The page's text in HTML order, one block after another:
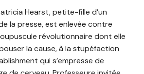
Hearst, petite-fille d’un
la presse, est enlevée contre
révolutionnaire dont elle
la cause, à la stupéfaction
qui s’empresse de